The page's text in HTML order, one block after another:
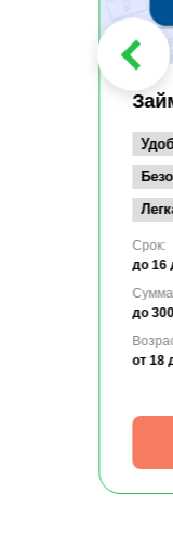
Срок:
до 16
до
от 18